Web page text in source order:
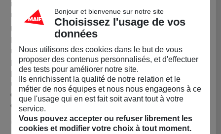
région parisienne ou que vous y êtes de passage,
n'hésitez pas à venir les essayer.
Un héritage à porter
Porter la casquette MAIF Héritage, c’est plus qu’adopter
un style tendance. C’est afficher une philosophie
partagée, une déclaration d’amour à 90 ans de combat
pour une société plus juste et durable. C’est participer à
un élan commun, une manière de réunir celles et ceux
qui, comme MAIF, veulent faire progresser les mentalités
et œuvrer pour le bien commun.
Caractéristiques
Bonjour et bienvenue sur notre site
Choisissez l'usage de vos
données
Nous utilisons des cookies dans le but de vous
proposer des contenus personnalisés, et d'effectuer
des tests pour améliorer notre site.
Ils enrichissent la qualité de notre relation et le
métier de nos équipes et nous nous engageons à ce
que l'usage qui en est fait soit avant tout à votre
service.
Vous pouvez accepter ou refuser librement les
cookies et modifier votre choix à tout moment.